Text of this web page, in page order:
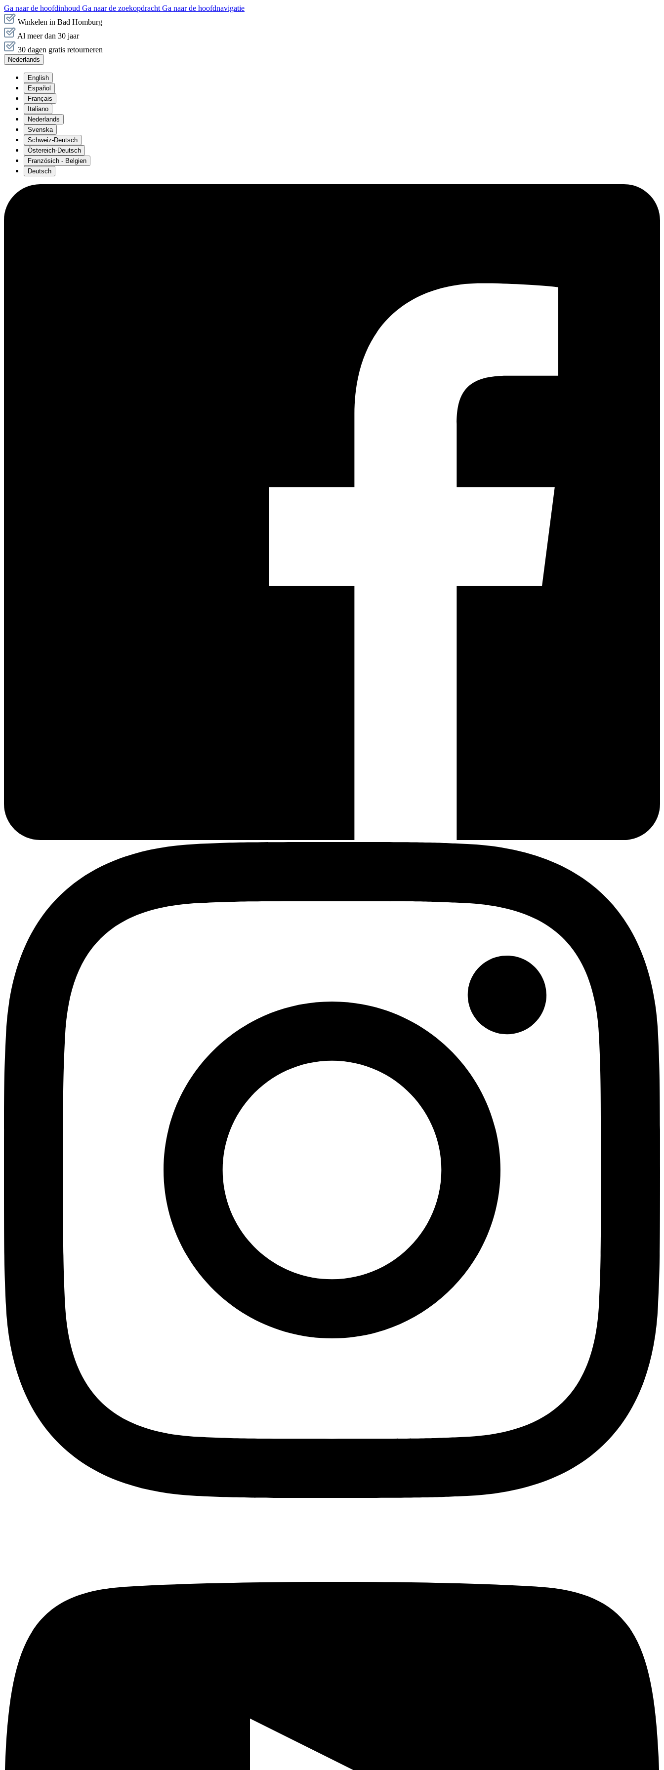
Ga naar de hoofdinhoud Ga naar de zoekopdracht Ga naar de hoofdnavigatie
Winkelen in Bad Homburg
Al meer dan 30 jaar
30 dagen gratis retourneren
Nederlands
English
Español
Français
Italiano
Nederlands
Svenska
Schweiz-Deutsch
Östereich-Deutsch
Französich - Belgien
Deutsch